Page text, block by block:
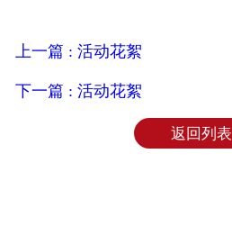
上一篇 : 活动花絮
下一篇 : 活动花絮
返回列表